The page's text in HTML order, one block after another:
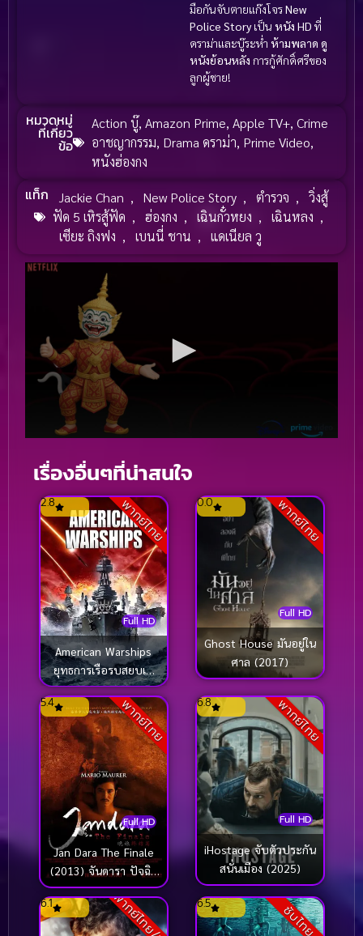
มือกันจับตายแก๊งโจรNew
Police Storyเป็น หนัง HD ที่
ดราม่าและบู๊ระห่ำ ห้ามพลาด ดู
หนังย้อนหลัง การกู้ศักดิ์ศรีของ
ลูกผู้ชาย!
หมวดหมู่
ที่เกี่ยว
ข้อ
Action บู๊, Amazon Prime, Apple TV+, Crime
อาชญากรรม, Drama ดราม่า, Prime Video,
หนังฮ่องกง
แท็ก Jackie Chan , New Police Story , ตำรวจ ,
วิ่งสู้
ฟัด 5 เหิรสู้ฟัด , ฮ่องกง , เฉินกั๋วหยง , เฉินหลง ,
เซียะ ถิงฟง , เบนนี่ ชาน , แดเนียล วู
เรื่องอื่นๆที่น่าสนใจ
พากย์ไทย
Full HD
2.8
American Warships
ยุทธการเรือรบสยบเอ
เลี่ยน (2012)
พากย์ไทย
Full HD
0.0
Ghost House มันอยู่ใน
ศาล (2017)
พากย์ไทย
Full HD
5.4
Jan Dara The Finale
(2013) จันดารา ปัจฉิม
บท
พากย์ไทย
Full HD
6.8
iHostage จับตัวประกัน
สนั่นเมือง (2025)
พากย์ไทย/ซับ
6.1 ซับไทย
6.5